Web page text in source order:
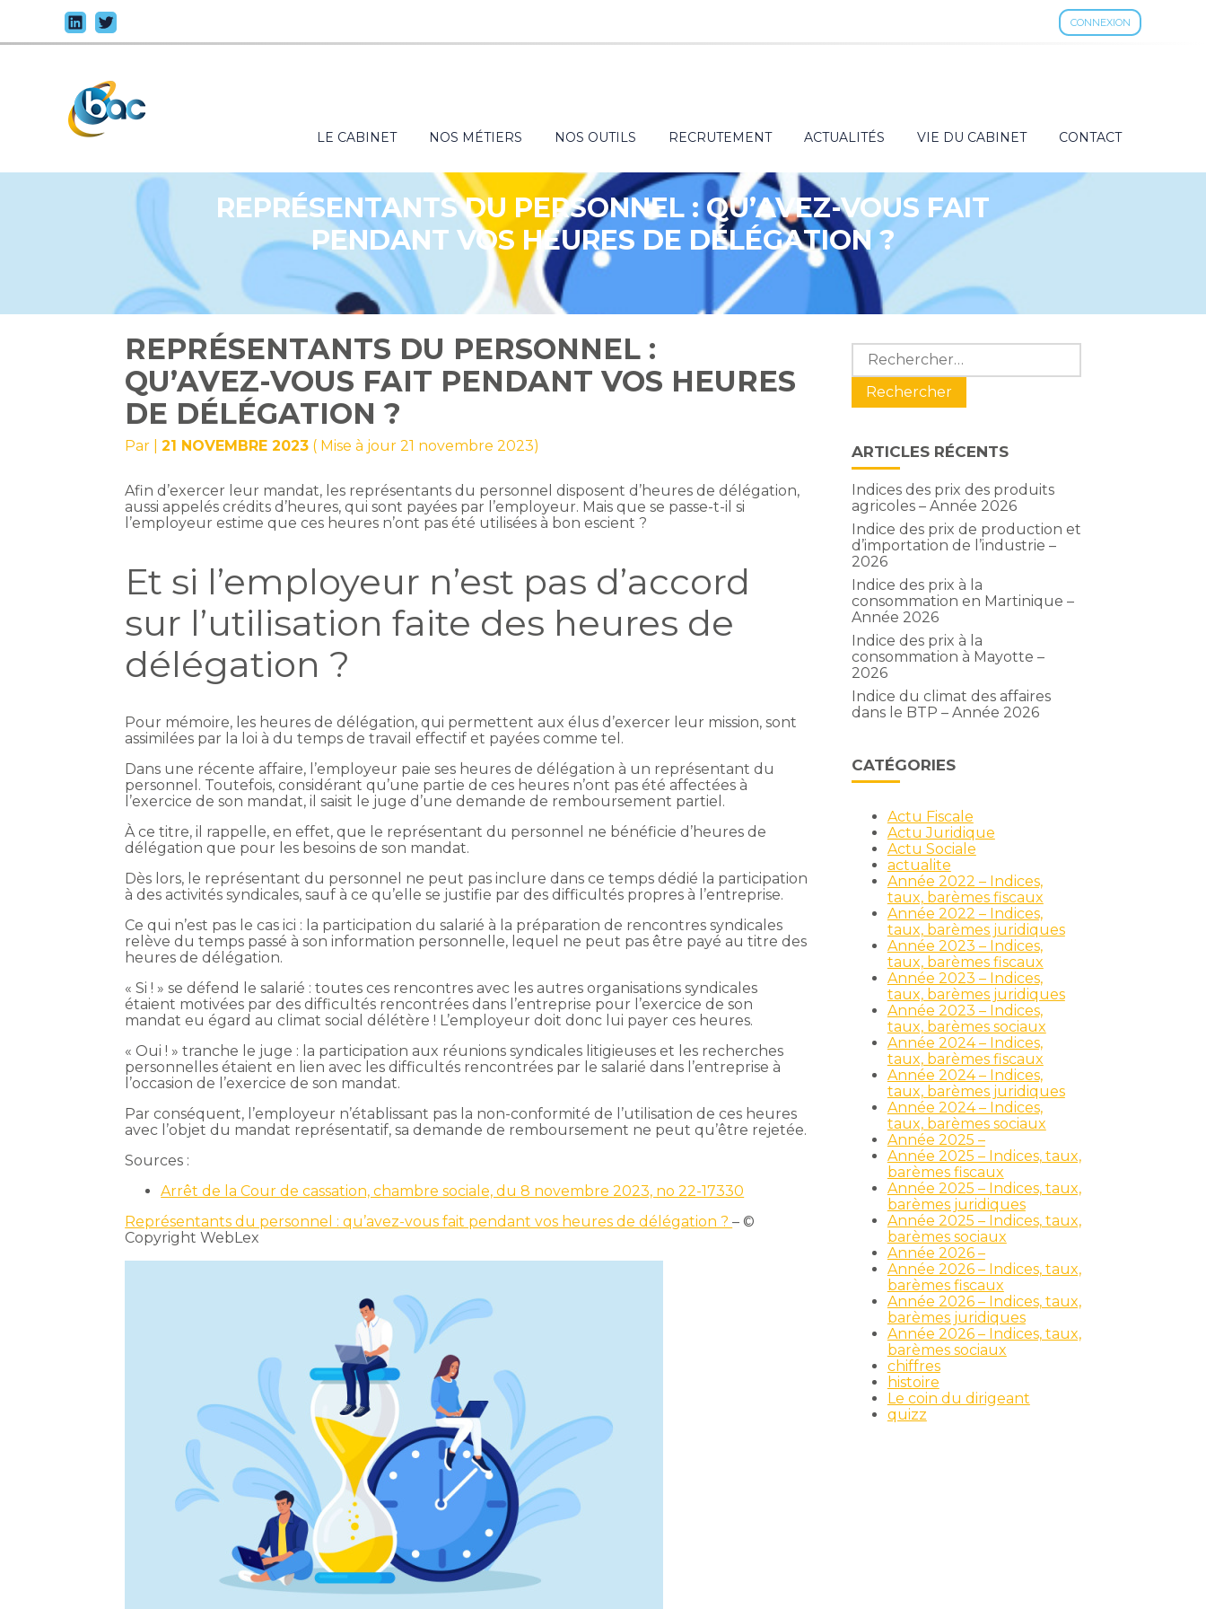
CONNEXION
au
Principal
LE CABINET NOS MÉTIERS NOS OUTILS RECRUTEMENT ACTUALITÉS VIE DU CABINET CONTACT
REPRÉSENTANTS DU PERSONNEL : QU’AVEZ-VOUS FAIT
PENDANT VOS HEURES DE DÉLÉGATION ?
REPRÉSENTANTS DU PERSONNEL :
QU’AVEZ-VOUS FAIT PENDANT VOS HEURES
DE DÉLÉGATION ?
Par |21 NOVEMBRE 2023 ( Mise à jour 21 novembre 2023)
Afin d’exercer leur mandat, les représentants du personnel disposent d’heures de délégation,
aussi appelés crédits d’heures, qui sont payées par l’employeur. Mais que se passe-t-il si
l’employeur estime que ces heures n’ont pas été utilisées à bon escient ?
Et si l’employeur n’est pas d’accord
sur l’utilisation faite des heures de
délégation ?
Pour mémoire, les heures de délégation, qui permettent aux élus d’exercer leur mission, sont
assimilées par la loi à du temps de travail effectif et payées comme tel.
Dans une récente affaire, l’employeur paie ses heures de délégation à un représentant du
personnel. Toutefois, considérant qu’une partie de ces heures n’ont pas été affectées à
l’exercice de son mandat, il saisit le juge d’une demande de remboursement partiel.
À ce titre, il rappelle, en effet, que le représentant du personnel ne bénéficie d’heures de
délégation que pour les besoins de son mandat.
Dès lors, le représentant du personnel ne peut pas inclure dans ce temps dédié la participation
à des activités syndicales, sauf à ce qu’elle se justifie par des difficultés propres à l’entreprise.
Ce qui n’est pas le cas ici : la participation du salarié à la préparation de rencontres syndicales
relève du temps passé à son information personnelle, lequel ne peut pas être payé au titre des
heures de délégation.
« Si ! » se défend le salarié : toutes ces rencontres avec les autres organisations syndicales
étaient motivées par des difficultés rencontrées dans l’entreprise pour l’exercice de son
mandat eu égard au climat social délétère ! L’employeur doit donc lui payer ces heures.
« Oui ! » tranche le juge : la participation aux réunions syndicales litigieuses et les recherches
personnelles étaient en lien avec les difficultés rencontrées par le salarié dans l’entreprise à
l’occasion de l’exercice de son mandat.
Par conséquent, l’employeur n’établissant pas la non-conformité de l’utilisation de ces heures
avec l’objet du mandat représentatif, sa demande de remboursement ne peut qu’être rejetée.
Sources :
Arrêt de la Cour de cassation, chambre sociale, du 8 novembre 2023, no 22-17330
Représentants du personnel : qu’avez-vous fait pendant vos heures de délégation ?– ©
Copyright WebLex
Blog
sidebar
Rechercher :
ARTICLES RÉCENTS
Indices des prix des produits
agricoles – Année 2026
Indice des prix de production et
d’importation de l’industrie –
2026
Indice des prix à la
consommation en Martinique –
Année 2026
Indice des prix à la
consommation à Mayotte –
2026
Indice du climat des affaires
dans le BTP – Année 2026
CATÉGORIES
Actu Fiscale
Actu Juridique
Actu Sociale
actualite
Année 2022 – Indices,
taux, barèmes fiscaux
Année 2022 – Indices,
taux, barèmes juridiques
Année 2023 – Indices,
taux, barèmes fiscaux
Année 2023 – Indices,
taux, barèmes juridiques
Année 2023 – Indices,
taux, barèmes sociaux
Année 2024 – Indices,
taux, barèmes fiscaux
Année 2024 – Indices,
taux, barèmes juridiques
Année 2024 – Indices,
taux, barèmes sociaux
Année 2025 –
Année 2025 – Indices, taux,
barèmes fiscaux
Année 2025 – Indices, taux,
barèmes juridiques
Année 2025 – Indices, taux,
barèmes sociaux
Année 2026 –
Année 2026 – Indices, taux,
barèmes fiscaux
Année 2026 – Indices, taux,
barèmes juridiques
Année 2026 – Indices, taux,
barèmes sociaux
chiffres
histoire
Le coin du dirigeant
quizz